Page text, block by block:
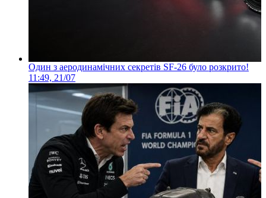
Один з аеродинамічних секретів SF-26 було розкрито!
11:49, 21/07